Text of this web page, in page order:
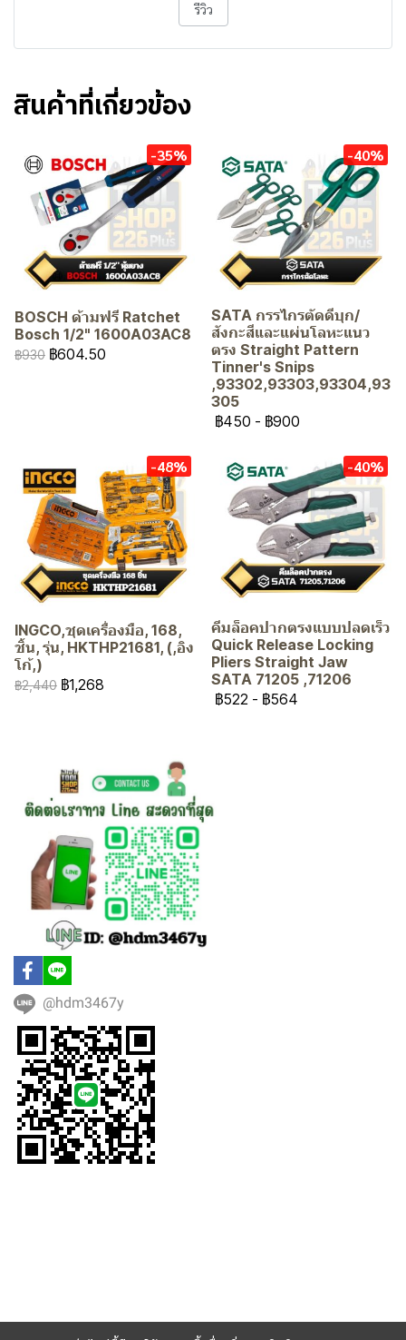
รีวิว
สินค้าที่เกี่ยวข้อง
-35%
BOSCH ด้ามฟรี Ratchet
Bosch 1/2" 1600A03AC8
฿930 ฿604.50
-40%
SATA กรรไกรตัดดีบุก/
สังกะสีและแผ่นโลหะแนว
ตรง Straight Pattern
Tinner's Snips
,93302,93303,93304,93
305
฿450 - ฿900
-48%
INGCO,ชุดเครื่องมือ, 168,
ชิ้น, รุ่น, HKTHP21681, (,อิง
โก้,)
฿2,440 ฿1,268
-40%
คีมล็อคปากตรงแบบปลดเร็ว
Quick Release Locking
Pliers Straight Jaw
SATA 71205 ,71206
฿522 - ฿564
@hdm3467y